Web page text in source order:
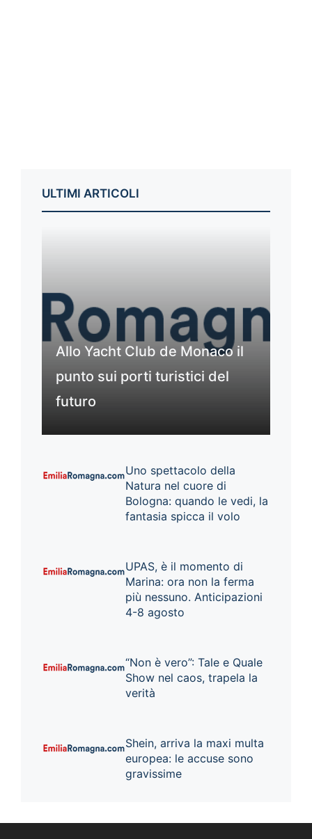
ULTIMI ARTICOLI
Allo Yacht Club de Monaco il
punto sui porti turistici del
futuro
Uno spettacolo della
Natura nel cuore di
Bologna: quando le vedi, la
fantasia spicca il volo
UPAS, è il momento di
Marina: ora non la ferma
più nessuno. Anticipazioni
4-8 agosto
“Non è vero”: Tale e Quale
Show nel caos, trapela la
verità
Shein, arriva la maxi multa
europea: le accuse sono
gravissime